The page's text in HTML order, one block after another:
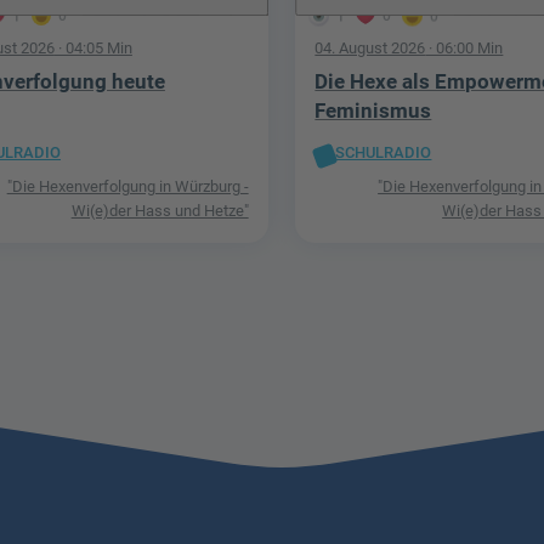
1 0
2026· 04:05 Min
heute
"Die Hexenverfolgung in Würzburg -
Wi(e)der Hass und Hetze"
1 0 0
04. August 2026 · 06:00 Min
Die Hexe als
Feminismus
SCHULRADIO
"Die Hexenverfolgung
Wi(e)der